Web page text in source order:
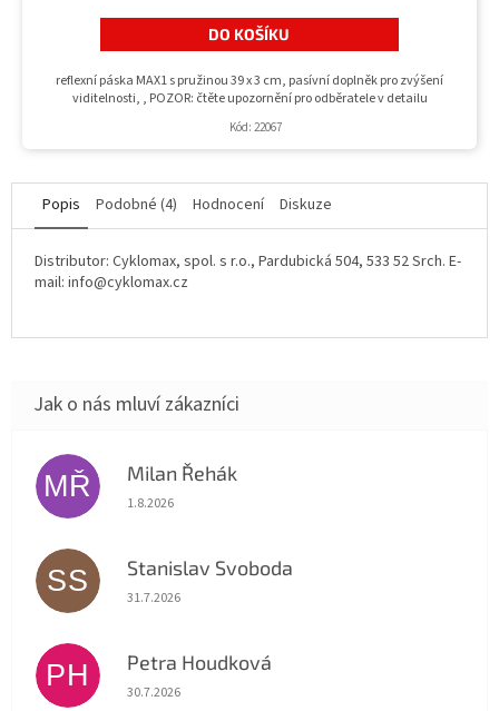
DO KOŠÍKU
reflexní páska MAX1 s pružinou 39 x 3 cm, pasívní doplněk pro zvýšení
viditelnosti, , POZOR: čtěte upozornění pro odběratele v detailu
Kód: 22067
Popis Podobné (4) Hodnocení Diskuze
Distributor: Cyklomax, spol. s r.o., Pardubická 504, 533 52 Srch. E-
mail: info@cyklomax.cz
MŘ Milan Řehák
Hodnocení obchodu je 5 z 5 hvězdiček.
1.8.2026
SS Stanislav Svoboda
Hodnocení obchodu je 5 z 5 hvězdiček.
31.7.2026
PH Petra Houdková
Hodnocení obchodu je 5 z 5 hvězdiček.
30.7.2026